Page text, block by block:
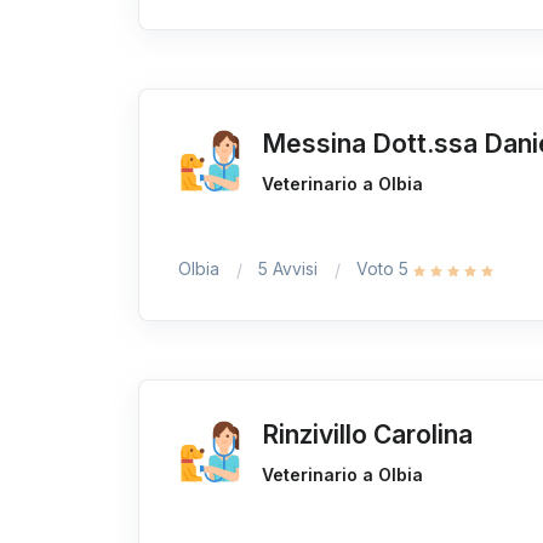
Messina Dott.ssa
Veterinario a Olbia
Olbia 5 Avvisi Voto 5
Rinzivillo Carolina
Veterinario a Olbia